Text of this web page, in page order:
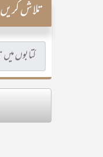
تلاش کریں